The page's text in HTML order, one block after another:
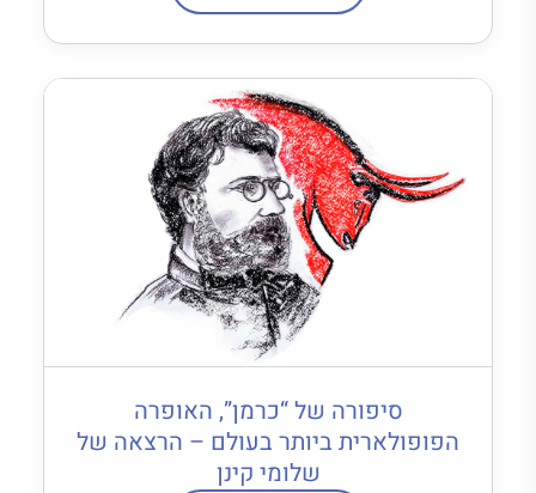
סיפורה של “כרמן”, האופרה
הפופולארית ביותר בעולם – הרצאה של
שלומי קינן